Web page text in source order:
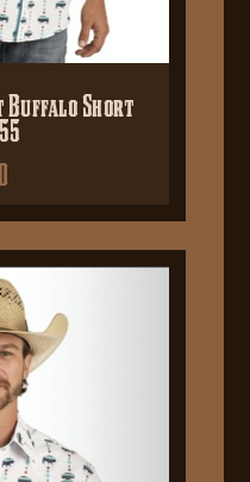
Buffalo Short